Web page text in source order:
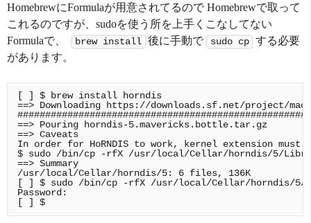
HomebrewにFormulaが用意されてるので Homebrewで取って
これるのですが、sudoを使う所を上手くこなしてない
Formulaで、
brew install 後に手動で sudo cp する必要
があります。
[ ] $ brew install horndis
==> Downloading https://downloads.sf.net/project/
==> Pouring horndis-5.mavericks.bottle.tar.gz
==> Caveats
In order for HoRNDIS to work, kernel extension
$ sudo /bin/cp -rfX /usr/local/Cellar/horndis/5/
==> Summary
/usr/local/Cellar/horndis/5: 6 files, 136K
[ ] $ sudo /bin/cp -rfX /usr/local/Cellar/horndis/5/
Password: